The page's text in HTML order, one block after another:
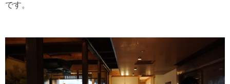
です。